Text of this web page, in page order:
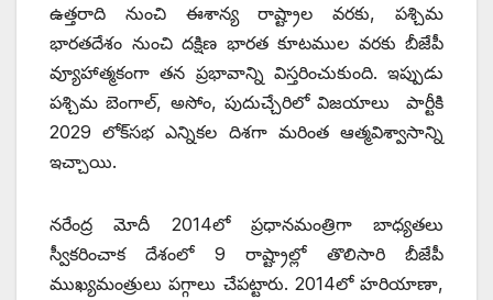
ఉత్తరాది నుంచి ఈశాన్య రాష్ట్రాల వరకు, పశ్చిమ
భారతదేశం నుంచి దక్షిణ భారత కూటముల వరకు బీజేపీ
వ్యూహాత్మకంగా తన ప్రభావాన్ని విస్తరించుకుంది. ఇప్పుడు
పశ్చిమ బెంగాల్, అసోం, పుదుచ్చేరిలో విజయాలు పార్టీకి
2029 లోక్‌సభ ఎన్నికల దిశగా మరింత ఆత్మవిశ్వాసాన్ని
ఇచ్చాయి.
నరేంద్ర మోదీ 2014లో ప్రధానమంత్రిగా బాధ్యతలు
స్వీకరించాక దేశంలో 9 రాష్ట్రాల్లో తొలిసారి బీజేపీ
ముఖ్యమంత్రులు పగ్గాలు చేపట్టారు. 2014లో హరియాణా,